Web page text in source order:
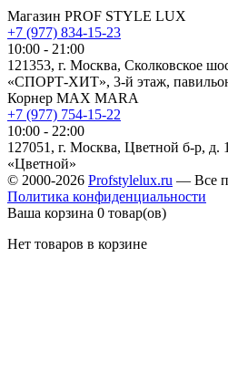
Магазин PROF STYLE LUX
+7 (977) 834-15-23
10:00 - 21:00
121353, г. Москва, Сколковское
«СПОРТ-ХИТ», 3-й этаж,
Корнер MAX MARA
+7 (977) 754-15-22
10:00 - 22:00
127051, г. Москва, Цветной б-р, д.
«Цветной»
© 2000-2026 Profstylelux.ru — Все
Политика конфиденциальности
Ваша корзина 0 товар(ов)
Нет товаров в корзине